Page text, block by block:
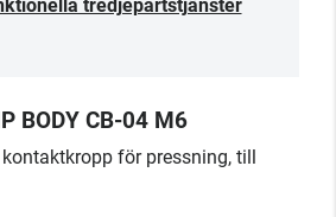
tredjepartstjänster
BODY CB-04 M6
för pressning, till